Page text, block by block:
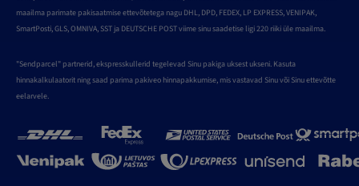
maailma parimate pakisaatmise ettevõtetega nagu DHL, DPD, FEDEX, LP EXPRESS, VENIPAK,
SmartPosti, GLS, OMNIVA, SST ja DEUTSCHE POST viime sinu saadetise ligi 220 riiki üle maailma.
"Sendparcel" partnerid, ekspresskullerid tegelevad Sinu pakiga uksest ukseni. Kasuta
hinnakalkulaatorit ning saad parima pakiveo hinnapakkumise, mis vastavad Sinu või Sinu ettevõtte
eelarvele.